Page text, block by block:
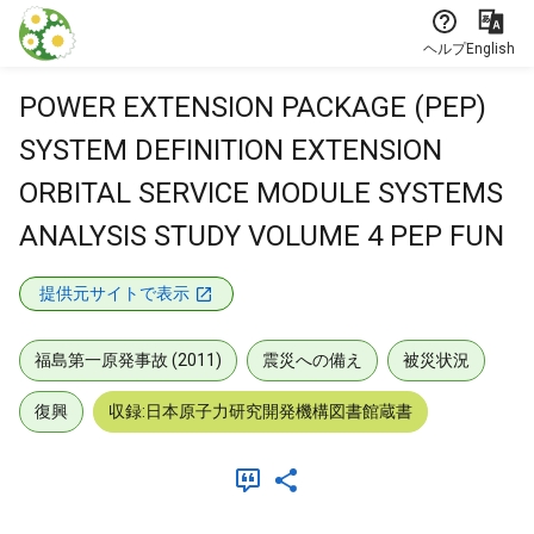
本文に飛ぶ
ヘルプEnglish
POWER EXTENSION PACKAGE (PEP)
SYSTEM DEFINITION EXTENSION
ORBITAL SERVICE MODULE SYSTEMS
ANALYSIS STUDY VOLUME 4 PEP FUN
提供元サイトで表示
福島第一原発事故 (2011) 震災への備え 被災状況
復興 収録:日本原子力研究開発機構図書館蔵書